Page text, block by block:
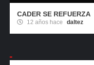
CADER SE REFUERZA
12 años hace daltez